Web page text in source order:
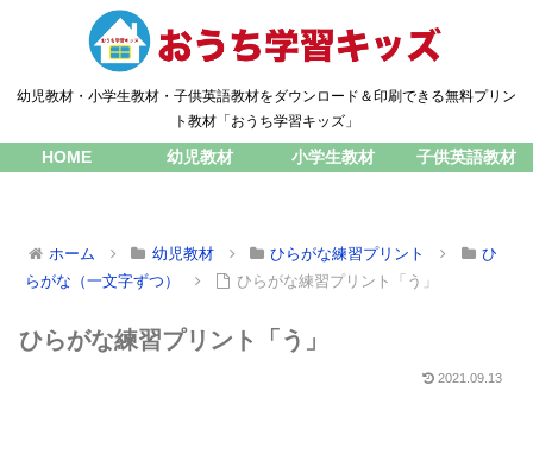
幼児教材・小学生教材・子供英語教材をダウンロード＆印刷できる無料プリン
ト教材「おうち学習キッズ」
HOME 幼児教材 小学生教材 子供英語教材
ホーム 幼児教材 ひらがな練習プリント
ひ
らがな（一文字ずつ）
ひらがな練習プリント「う」
ひらがな練習プリント「う」
2021.09.13